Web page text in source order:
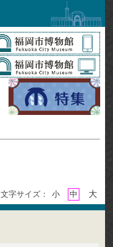
文字サイズ： 小 中 大